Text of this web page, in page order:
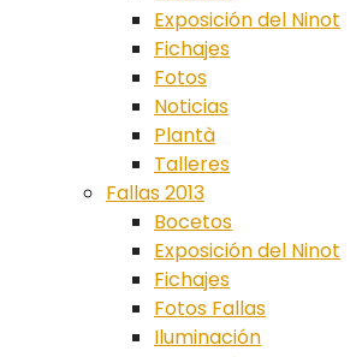
Exposición del Ninot
Fichajes
Fotos
Noticias
Plantà
Talleres
Fallas 2013
Bocetos
Exposición del Ninot
Fichajes
Fotos Fallas
Iluminación